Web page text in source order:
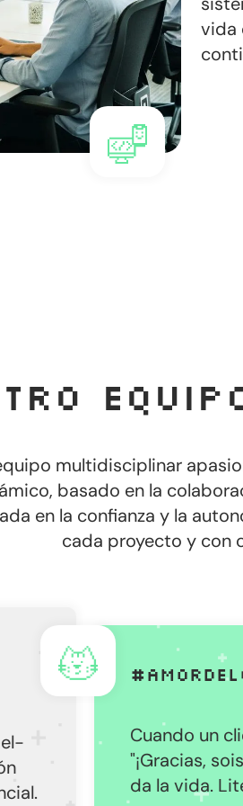
vida
multidisciplinar
basado en la
en la confianza y la
cada proyecto y con
Cuando un
"¡Gracias, sois
da la vida.